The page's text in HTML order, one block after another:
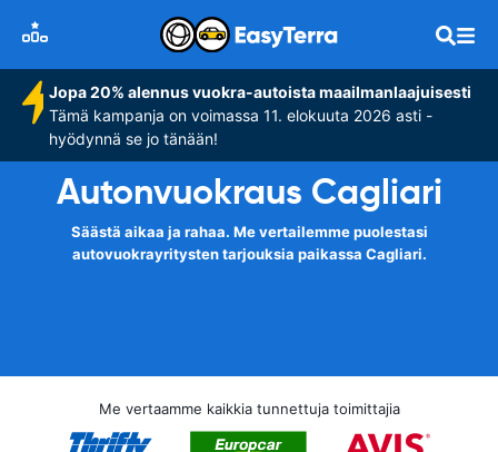
Jopa 20% alennus vuokra-autoista maailmanlaajuisesti
Tämä kampanja on voimassa 11. elokuuta 2026 asti -
hyödynnä se jo tänään!
Autonvuokraus Cagliari
Säästä aikaa ja rahaa. Me vertailemme puolestasi
autovuokrayritysten tarjouksia paikassa Cagliari.
Me vertaamme kaikkia tunnettuja toimittajia